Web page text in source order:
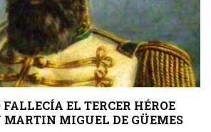
EL TERCER HÉROE
MARTIN MIGUEL DE GÜEMES